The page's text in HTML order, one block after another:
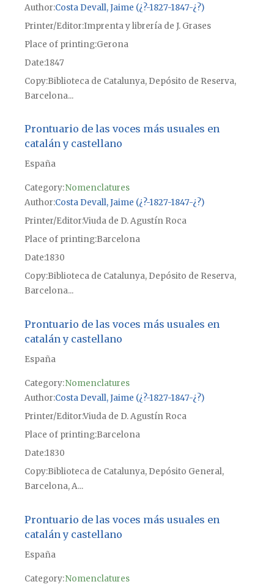
Author Costa Devall, Jaime (¿?-1827-1847-¿?)
Printer/Editor Imprenta y librería de J. Grases
Place of printingGerona
Date1847
CopyBiblioteca de Catalunya, Depósito de Reserva,
Barcelona...
Prontuario de las voces más usuales en
catalán y castellano
España
Category:Nomenclatures
Author Costa Devall, Jaime (¿?-1827-1847-¿?)
Printer/EditorViuda de D. Agustín Roca
Place of printingBarcelona
Date1830
CopyBiblioteca de Catalunya, Depósito de Reserva,
Barcelona...
Prontuario de las voces más usuales en
catalán y castellano
España
Category:Nomenclatures
Author Costa Devall, Jaime (¿?-1827-1847-¿?)
Printer/EditorViuda de D. Agustín Roca
Place of printingBarcelona
Date1830
CopyBiblioteca de Catalunya, Depósito General,
Barcelona, A...
Prontuario de las voces más usuales en
catalán y castellano
España
Category:Nomenclatures